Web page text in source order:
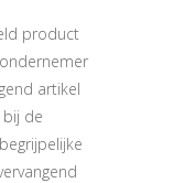
product
artikel
de